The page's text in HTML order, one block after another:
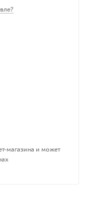
магазина и может